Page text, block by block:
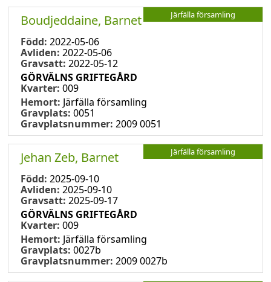
Järfälla församling
Boudjeddaine, Barnet
Född: 2022-05-06
Avliden: 2022-05-06
Gravsatt: 2022-05-12
GÖRVÄLNS GRIFTEGÅRD
Kvarter: 009
Hemort: Järfälla församling
Gravplats: 0051
Gravplatsnummer: 2009 0051
Järfälla församling
Jehan Zeb, Barnet
Född: 2025-09-10
Avliden: 2025-09-10
Gravsatt: 2025-09-17
GÖRVÄLNS GRIFTEGÅRD
Kvarter: 009
Hemort: Järfälla församling
Gravplats: 0027b
Gravplatsnummer: 2009 0027b